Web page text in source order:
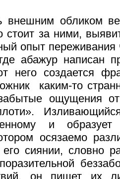
внешним обликом
стоит за ними,
опыт
абажур написан
него создается
каким-то
ощущения от
и образует
осязаемо
сиянии, словно
он пишет их